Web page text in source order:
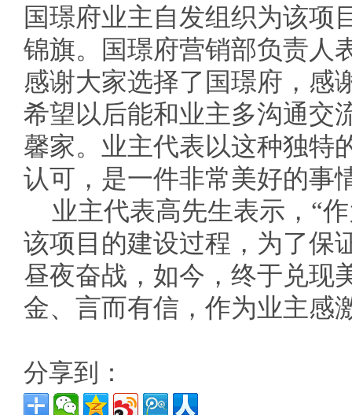
国璟府业主自发组织为该项
锦旗。国璟府营销部负责人
感谢大家选择了国璟府，感
希望以后能和业主多沟通交
馨家。业主代表以这种独特
认可，是一件非常美好的事
业主代表高先生表示，“
该项目的建设过程，为了保
昼夜奋战，如今，终于兑现
金、言而有信，作为业主感
分享到：